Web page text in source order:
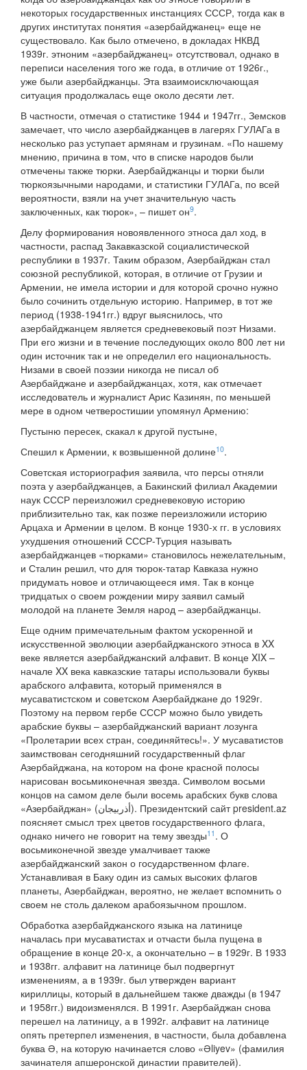
некоторых государственных инстанциях СССР, тогда как в
других институтах понятия «азербайджанец» еще не
существовало. Как было отмечено, в докладах НКВД
1939г. этноним «азербайджанец» отсутствовал, однако в
переписи населения того же года, в отличие от 1926г.,
уже были азербайджанцы. Эта взаимоисключающая
ситуация продолжалась еще около десяти лет.
В частности, отмечая о статистике 1944 и 1947гг., Земсков
замечает, что число азербайджанцев в лагерях ГУЛАГа в
несколько раз уступает армянам и грузинам. «По нашему
мнению, причина в том, что в списке народов были
отмечены также тюрки. Азербайджанцы и тюрки были
тюркоязычными народами, и статистики ГУЛАГа, по всей
вероятности, взяли на учет значительную часть
заключенных, как тюрок», – пишет он9.
Делу формирования новоявленного этноса дал ход, в
частности, распад Закавказской социалистической
республики в 1937г. Таким образом, Азербайджан стал
союзной республикой, которая, в отличие от Грузии и
Армении, не имела истории и для которой срочно нужно
было сочинить отдельную историю. Например, в тот же
период (1938-1941гг.) вдруг выяснилось, что
азербайджанцем является средневековый поэт Низами.
При его жизни и в течение последующих около 800 лет ни
один источник так и не определил его национальность.
Низами в своей поэзии никогда не писал об
Азербайджане и азербайджанцах, хотя, как отмечает
исследователь и журналист Арис Казинян, по меньшей
мере в одном четверостишии упомянул Армению:
Пустыню пересек, скакал к другой пустыне,
Спешил к Армении, к возвышенной долине10.
Советская историография заявила, что персы отняли
поэта у азербайджанцев, а Бакинский филиал Академии
наук СССР переизложил средневековую историю
приблизительно так, как позже переизложили историю
Арцаха и Армении в целом. В конце 1930-х гг. в условиях
ухудшения отношений СССР-Турция называть
азербайджанцев «тюрками» становилось нежелательным,
и Сталин решил, что для тюрок-татар Кавказа нужно
придумать новое и отличающееся имя. Так в конце
тридцатых о своем рождении миру заявил самый
молодой на планете Земля народ – азербайджанцы.
Еще одним примечательным фактом ускоренной и
искусственной эволюции азербайджанского этноса в XX
веке является азербайджанский алфавит. В конце XIX –
начале XX века кавказские татары использовали буквы
арабского алфавита, который применялся в
мусаватистском и советском Азербайджане до 1929г.
Поэтому на первом гербе СССР можно было увидеть
арабские буквы – азербайджанский вариант лозунга
«Пролетарии всех стран, соединяйтесь!». У мусаватистов
заимствован сегодняшний государственный флаг
Азербайджана, на котором на фоне красной полосы
нарисован восьмиконечная звезда. Символом восьми
концов на самом деле были восемь арабских букв слова
«Азербайджан» (أذربيجان). Президентский сайт president.az
поясняет смысл трех цветов государственного флага,
однако ничего не говорит на тему звезды11 . О
восьмиконечной звезде умалчивает также
азербайджанский закон о государственном флаге.
Устанавливая в Баку один из самых высоких флагов
планеты, Азербайджан, вероятно, не желает вспомнить о
своем не столь далеком арабоязычном прошлом.
Обработка азербайджанского языка на латинице
началась при мусаватистах и отчасти была пущена в
обращение в конце 20-х, а окончательно – в 1929г. В 1933
и 1938гг. алфавит на латинице был подвергнут
изменениям, а в 1939г. был утвержден вариант
кириллицы, который в дальнейшем также дважды (в 1947
и 1958гг.) видоизменялся. В 1991г. Азербайджан снова
перешел на латиницу, а в 1992г. алфавит на латинице
опять претерпел изменения, в частности, была добавлена
буква Ə, на которую начинается слово «Əliyev» (фамилия
зачинателя апшеронской династии правителей).